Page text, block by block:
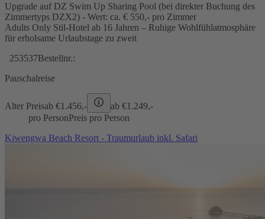
Upgrade auf DZ Swim Up Sharing Pool (bei direkter Buchung des
Zimmertyps DZX2) - Wert: ca. € 550,- pro Zimmer
Adults Only Stil-Hotel ab 16 Jahren – Ruhige Wohlfühlatmosphäre
für erholsame Urlaubstage zu zweit
253537Bestellnr.:
Pauschalreise
Alter Preisab €1.456,- ab €1.249,-
pro PersonPreis pro Person
Kiwengwa Beach Resort - Traumurlaub inkl. Safari